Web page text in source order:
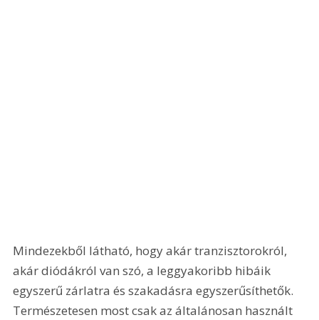
Mindezekből látható, hogy akár tranzisztorokról,
akár diódákról van szó, a leggyakoribb hibáik
egyszerű zárlatra és szakadásra egyszerűsíthetők.
Természetesen most csak az általánosan használt